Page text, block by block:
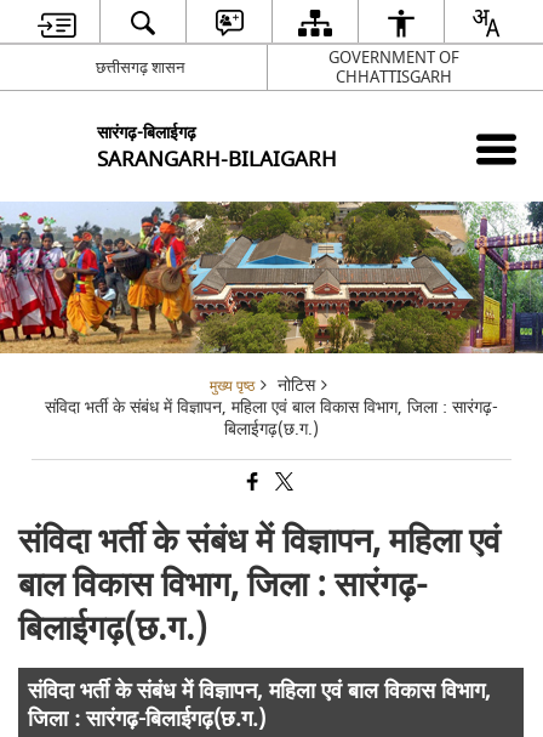
छत्तीसगढ़ शासन
GOVERNMENT OF
CHHATTISGARH
सारंगढ़-बिलाईगढ़
SARANGARH-BILAIGARH
मुख्य पृष्ठ
नोटिस
संविदा भर्ती के संबंध में विज्ञापन, महिला एवं बाल विकास विभाग, जिला : सारंगढ़-
बिलाईगढ़(छ.ग.)
संविदा भर्ती के संबंध में विज्ञापन, महिला एवं
बाल विकास विभाग, जिला : सारंगढ़-
बिलाईगढ़(छ.ग.)
संविदा भर्ती के संबंध में विज्ञापन, महिला एवं बाल विकास विभाग,
जिला : सारंगढ़-बिलाईगढ़(छ.ग.)